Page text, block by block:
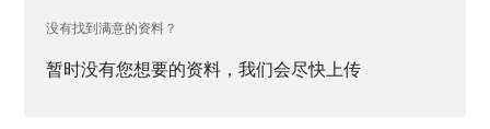
没有找到满意的资料？
暂时没有您想要的资料，我们会尽快上传